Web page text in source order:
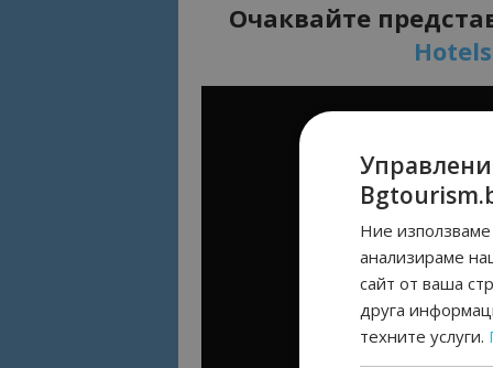
Очаквайте
Hotels
Ние
анализираме
сайт от ваша
друга
техните услуги.